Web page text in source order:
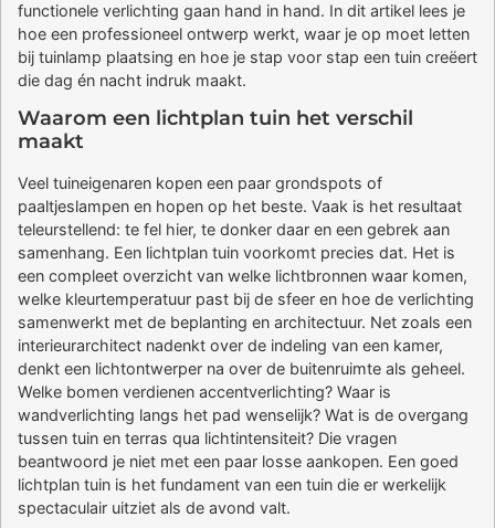
functionele verlichting gaan hand in hand. In dit artikel lees je
hoe een professioneel ontwerp werkt, waar je op moet letten
bij tuinlamp plaatsing en hoe je stap voor stap een tuin creëert
die dag én nacht indruk maakt.
Waarom een lichtplan tuin het verschil
maakt
Veel tuineigenaren kopen een paar grondspots of
paaltjeslampen en hopen op het beste. Vaak is het resultaat
teleurstellend: te fel hier, te donker daar en een gebrek aan
samenhang. Een lichtplan tuin voorkomt precies dat. Het is
een compleet overzicht van welke lichtbronnen waar komen,
welke kleurtemperatuur past bij de sfeer en hoe de verlichting
samenwerkt met de beplanting en architectuur. Net zoals een
interieurarchitect nadenkt over de indeling van een kamer,
denkt een lichtontwerper na over de buitenruimte als geheel.
Welke bomen verdienen accentverlichting? Waar is
wandverlichting langs het pad wenselijk? Wat is de overgang
tussen tuin en terras qua lichtintensiteit? Die vragen
beantwoord je niet met een paar losse aankopen. Een goed
lichtplan tuin is het fundament van een tuin die er werkelijk
spectaculair uitziet als de avond valt.